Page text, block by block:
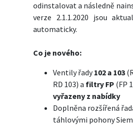
odinstalovat a následně
verze 2.1.1.2020 jsou
automaticky.
Co je nového:
Ventily řady102 a 103
RD 103) a filtry FP (FP
vyřazeny z nabídky
Doplněna rozšířená
táhlovými pohony